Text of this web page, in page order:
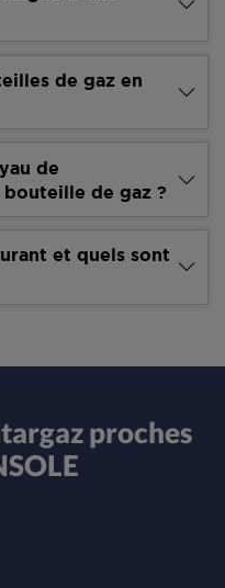
de gaz en
de
de gaz ?
et quels sont
proches